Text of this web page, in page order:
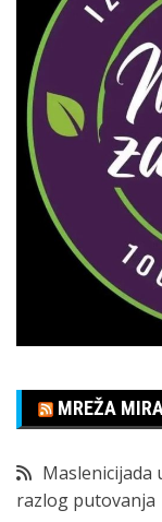
MREŽA
Maslenicijada
razlog putovanja